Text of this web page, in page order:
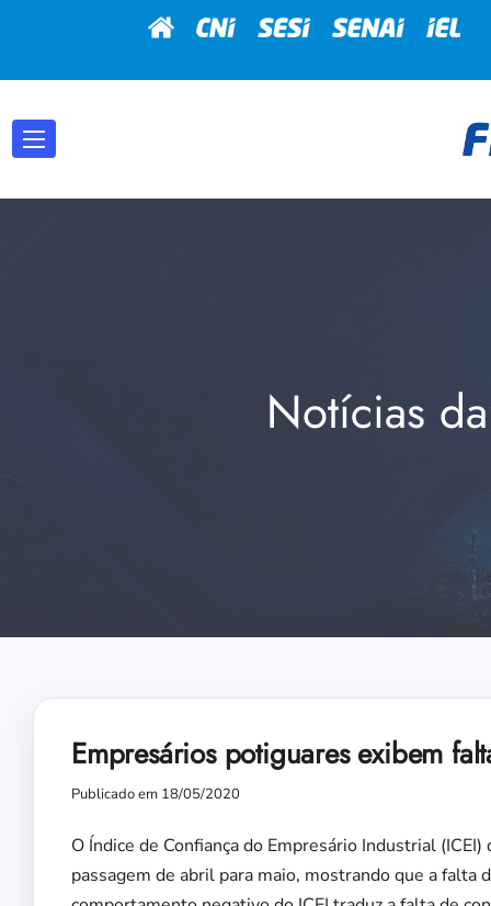
Notícias
Empresários potiguares exibem
Publicado em 18/05/2020
O Índice de Confiança do Empresário Industrial
passagem de abril para maio, mostrando que a falta